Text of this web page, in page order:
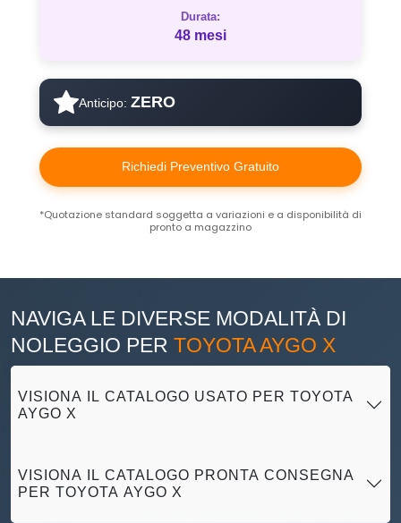
Durata:
48 mesi
Anticipo: ZERO
Richiedi Preventivo Gratuito
*Quotazione standard soggetta a variazioni e a disponibilità di
pronto a magazzino
NAVIGA LE DIVERSE MODALITÀ DI
NOLEGGIO PER TOYOTA AYGO X
VISIONA IL CATALOGO USATO PER TOYOTA
AYGO X
VISIONA IL CATALOGO PRONTA CONSEGNA
PER TOYOTA AYGO X